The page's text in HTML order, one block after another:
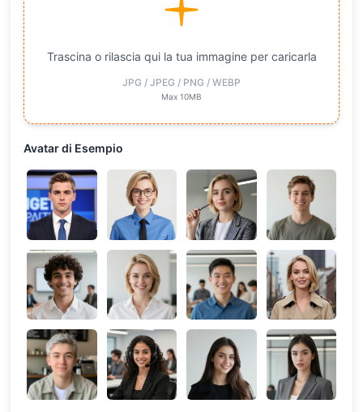
Trascina o rilascia qui la tua immagine per caricarla
JPG / JPEG / PNG / WEBP
Max 10MB
Avatar di Esempio